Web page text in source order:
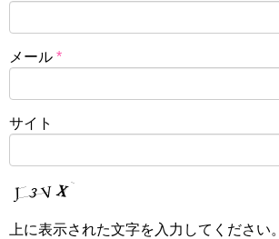
メール *
サイト
上に表示された文字を入力してください。